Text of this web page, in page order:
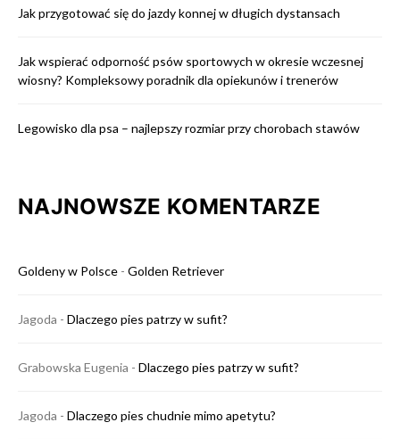
Jak przygotować się do jazdy konnej w długich dystansach
Jak wspierać odporność psów sportowych w okresie wczesnej
wiosny? Kompleksowy poradnik dla opiekunów i trenerów
Legowisko dla psa – najlepszy rozmiar przy chorobach stawów
NAJNOWSZE KOMENTARZE
Goldeny w Polsce - Golden Retriever
Jagoda - Dlaczego pies patrzy w sufit?
Grabowska Eugenia - Dlaczego pies patrzy w sufit?
Jagoda - Dlaczego pies chudnie mimo apetytu?